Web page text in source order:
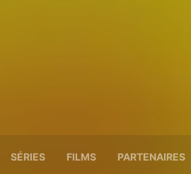
SÉRIES FILMS PARTENAIRES